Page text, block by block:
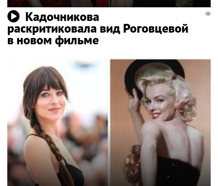
Кадочникова
раскритиковала вид Роговцевой
в новом фильме